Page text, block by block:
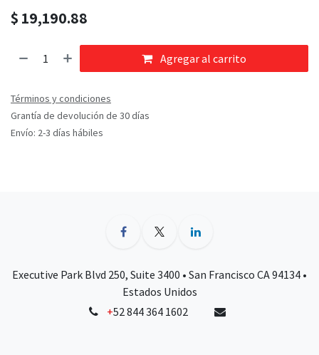
$ 19,190.88
Agregar al carrito
Términos y condiciones
Grantía de devolución de 30 días
Envío: 2-3 días hábiles
Executive Park Blvd 250, Suite 3400 • San Francisco CA 94134 •
Estados Unidos
+52 844 364 1602